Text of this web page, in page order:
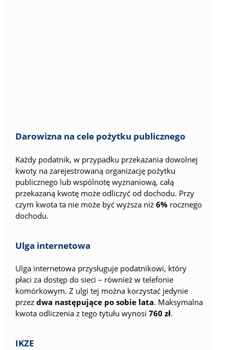
Darowizna na cele pożytku publicznego
Każdy podatnik, w przypadku przekazania dowolnej
kwoty na zarejestrowaną organizację pożytku
publicznego lub wspólnotę wyznaniową, całą
przekazaną kwotę może odliczyć od dochodu. Przy
czym kwota ta nie może być wyższa niż 6% rocznego
dochodu.
Ulga internetowa
Ulga internetowa przysługuje podatnikowi, który
płaci za dostęp do sieci – również w telefonie
komórkowym. Z ulgi tej można korzystać jedynie
przez dwa następujące po sobie lata. Maksymalna
kwota odliczenia z tego tytułu wynosi 760 zł.
IKZE